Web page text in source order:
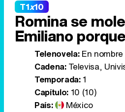
T1x10
Romina se
Emiliano
Telenovela:En nombre
Cadena:Televisa,
Temporada:1
Capítulo:10 (10)
País:
México